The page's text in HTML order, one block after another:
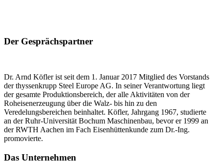
Der Gesprächspartner
Dr. Arnd Köfler ist seit dem 1. Januar 2017 Mitglied des Vorstands
der thyssenkrupp Steel Europe AG. In seiner Verantwortung liegt
der gesamte Produktionsbereich, der alle Aktivitäten von der
Roheisenerzeugung über die Walz- bis hin zu den
Veredelungsbereichen beinhaltet. Köfler, Jahrgang 1967, studierte
an der Ruhr-Universität Bochum Maschinenbau, bevor er 1999 an
der RWTH Aachen im Fach Eisenhüttenkunde zum Dr.-Ing.
promovierte.
Das Unternehmen